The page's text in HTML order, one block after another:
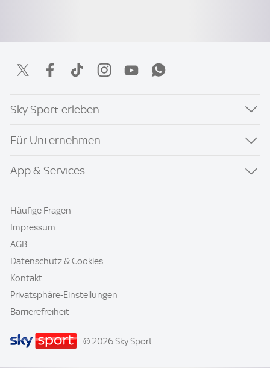
Sky Sport erleben
Für Unternehmen
App & Services
Häufige Fragen
Impressum
AGB
Datenschutz & Cookies
Kontakt
Privatsphäre-Einstellungen
Barrierefreiheit
© 2026 Sky Sport